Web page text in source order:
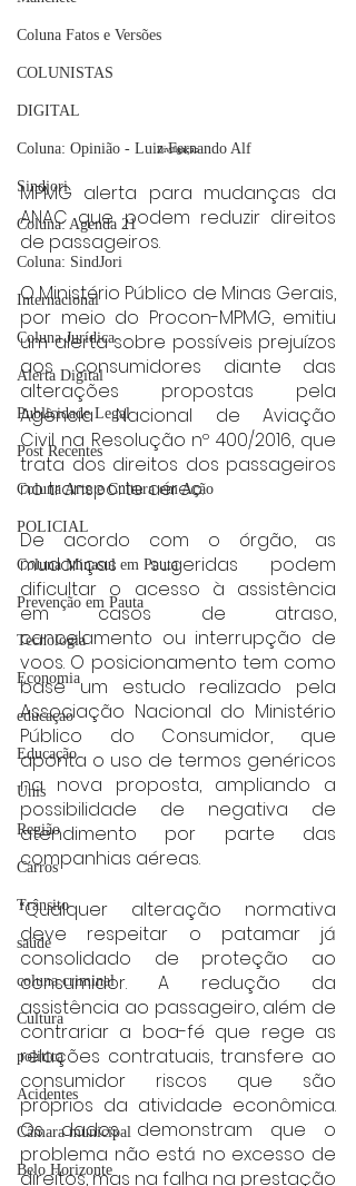
Coluna Fatos e Versões
COLUNISTAS
DIGITAL
Coluna: Opinião - Luiz Fernando Alf
Sindjori
Coluna: Agenda 21
Coluna: SindJori
Internacional
Coluna Jurídica
Alerta Digital
Publicidade Legal
Post Recentes
Coluna Arte e Cultura em Ação
POLICIAL
Coluna Minasul em Pauta
Prevenção em Pauta
Tecnologia
Economia
educaçao
Educação
Unis
Região
Carros
Trânsito
saúde
coluna criminal
Cultura
politica
Acidentes
Câmara municipal
Belo Horizonte
Divulgação
MPMG alerta para mudanças da
ANAC que podem reduzir direitos
de passageiros.
O Ministério Público de Minas Gerais,
por meio do Procon-MPMG, emitiu
um alerta sobre possíveis prejuízos
aos consumidores diante das
alterações propostas pela
Agência Nacional de Aviação
Civil na Resolução nº 400/2016, que
trata dos direitos dos passageiros
no transporte aéreo.
De acordo com o órgão, as
mudanças sugeridas podem
dificultar o acesso à assistência
em casos de atraso,
cancelamento ou interrupção de
voos. O posicionamento tem como
base um estudo realizado pela
Associação Nacional do Ministério
Público do Consumidor, que
aponta o uso de termos genéricos
na nova proposta, ampliando a
possibilidade de negativa de
atendimento por parte das
companhias aéreas.
“Qualquer alteração normativa
deve respeitar o patamar já
consolidado de proteção ao
consumidor. A redução da
assistência ao passageiro, além de
contrariar a boa-fé que rege as
relações contratuais, transfere ao
consumidor riscos que são
próprios da atividade econômica.
Os dados demonstram que o
problema não está no excesso de
direitos, mas na falha na prestação